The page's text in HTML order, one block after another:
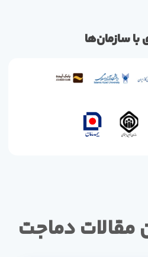
سازمان‌ها
مقالات دماجت